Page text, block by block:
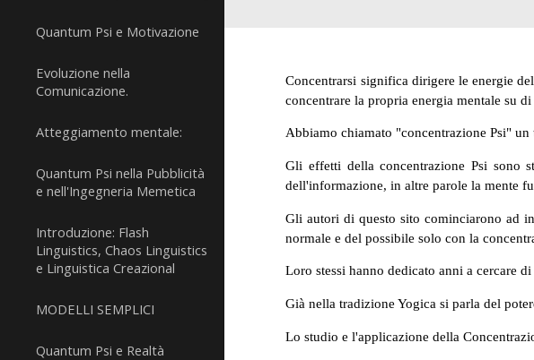
Quantum Psi e Motivazione
Evoluzione nella
Comunicazione.
Atteggiamento mentale:
Quantum Psi nella Pubblicità
e nell'Ingegneria Memetica
Introduzione: Flash
Linguistics, Chaos Linguistics
e Linguistica Creazional
MODELLI SEMPLICI
Quantum Psi e Realtà
Concentrarsi significa dirigere le energie
concentrare la propria energia mentale su
Abbiamo chiamato "concentrazione Psi"
Gli effetti della concentrazione Psi sono
dell'informazione, in altre parole la mente
Gli autori di questo sito cominciarono ad
normale e del possibile solo con la
Loro stessi hanno dedicato anni a cercare
Già nella tradizione Yogica si parla del
Lo studio e l'applicazione della